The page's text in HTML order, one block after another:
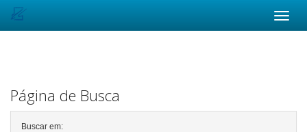
Página de Busca
Buscar em: